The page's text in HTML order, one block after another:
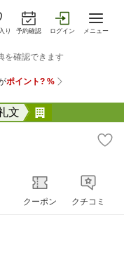
り 予約確認 ログイン メニュー
文
クーポン クチコミ